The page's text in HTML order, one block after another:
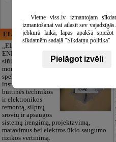
ELECTRIC ENERGY
„ELECTRIC
ENERGY Kandava“
siūlo pilną elektros
montavimo darbų
spektrą,
instaliacijos,
buitinės technikos
ir elektronikos
remontą, silpnų
srovių ir apsaugos
sistemų įrengimą, projektavimą,
matavimus bei elektros ūkio saugumo
rizikos vertinimą.
Vietne viss.lv izmantojam
izmantošanai vai atlasīt sev
jebkurā laikā, lapas apakšā
sīkdatnēm sadaļā "Sīkdatņu politika"
Pielāgot izvēli